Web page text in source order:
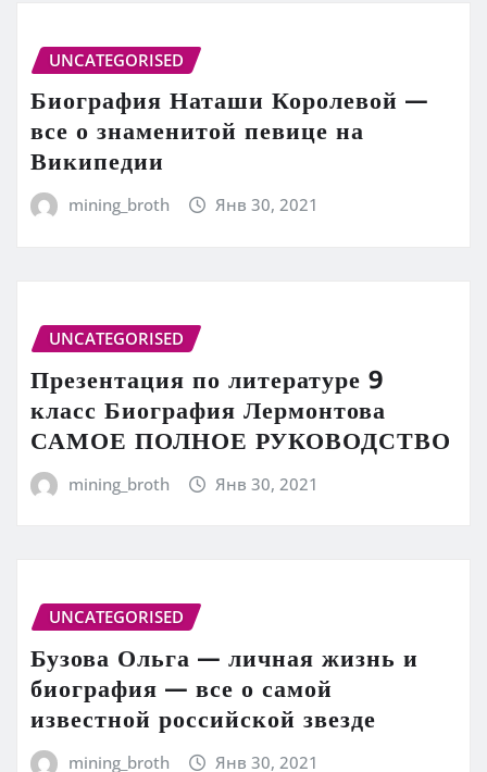
UNCATEGORISED
Биография Наташи Королевой —
все о знаменитой певице на
Википедии
mining_broth Янв 30, 2021
UNCATEGORISED
Презентация по литературе 9
класс Биография Лермонтова
САМОЕ ПОЛНОЕ РУКОВОДСТВО
mining_broth Янв 30, 2021
UNCATEGORISED
Бузова Ольга — личная жизнь и
биография — все о самой
известной российской звезде
mining_broth Янв 30, 2021